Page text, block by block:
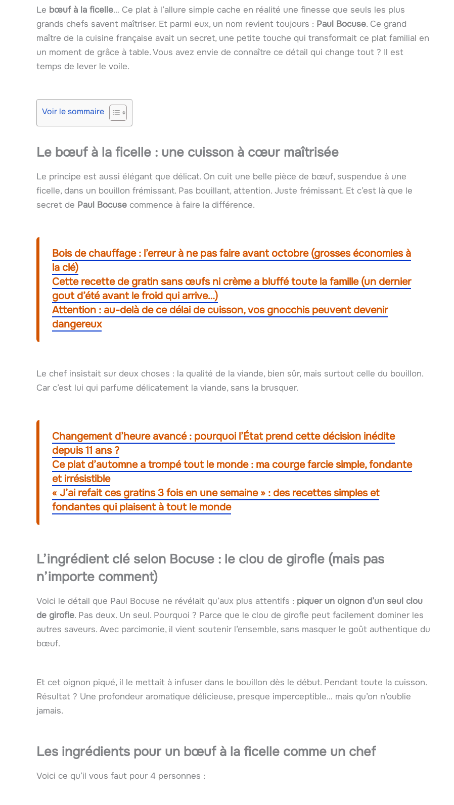
Le bœuf à la ficelle… Ce plat à l’allure simple cache en réalité une finesse que seuls les plus
grands chefs savent maîtriser. Et parmi eux, un nom revient toujours : Paul Bocuse. Ce grand
maître de la cuisine française avait un secret, une petite touche qui transformait ce plat familial en
un moment de grâce à table. Vous avez envie de connaître ce détail qui change tout ? Il est
temps de lever le voile.
Voir le sommaire
Le bœuf à la ficelle : une cuisson à cœur maîtrisée
Le principe est aussi élégant que délicat. On cuit une belle pièce de bœuf, suspendue à une
ficelle, dans un bouillon frémissant. Pas bouillant, attention. Juste frémissant. Et c’est là que le
secret de Paul Bocuse commence à faire la différence.
Bois de chauffage : l’erreur à ne pas faire avant octobre (grosses économies à
la clé)
Cette recette de gratin sans œufs ni crème a bluffé toute la famille (un dernier
gout d’été avant le froid qui arrive…)
Attention : au-delà de ce délai de cuisson, vos gnocchis peuvent devenir
dangereux
Le chef insistait sur deux choses : la qualité de la viande, bien sûr, mais surtout celle du bouillon.
Car c’est lui qui parfume délicatement la viande, sans la brusquer.
Changement d’heure avancé : pourquoi l’État prend cette décision inédite
depuis 11 ans ?
Ce plat d’automne a trompé tout le monde : ma courge farcie simple, fondante
et irrésistible
« J’ai refait ces gratins 3 fois en une semaine » : des recettes simples et
fondantes qui plaisent à tout le monde
L’ingrédient clé selon Bocuse : le clou de girofle (mais pas
n’importe comment)
Voici le détail que Paul Bocuse ne révélait qu’aux plus attentifs : piquer un oignon d’un seul clou
de girofle. Pas deux. Un seul. Pourquoi ? Parce que le clou de girofle peut facilement dominer les
autres saveurs. Avec parcimonie, il vient soutenir l’ensemble, sans masquer le goût authentique du
bœuf.
Et cet oignon piqué, il le mettait à infuser dans le bouillon dès le début. Pendant toute la cuisson.
Résultat ? Une profondeur aromatique délicieuse, presque imperceptible… mais qu’on n’oublie
jamais.
Les ingrédients pour un bœuf à la ficelle comme un chef
Voici ce qu’il vous faut pour 4 personnes :